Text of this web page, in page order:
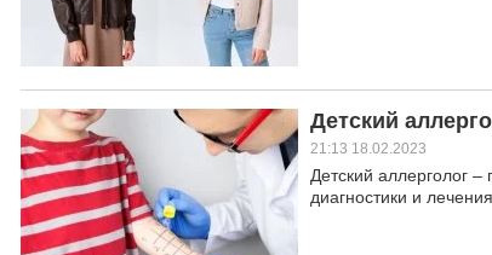
Детский
21:13 18.02.2023
Детский аллерголог
диагностики и